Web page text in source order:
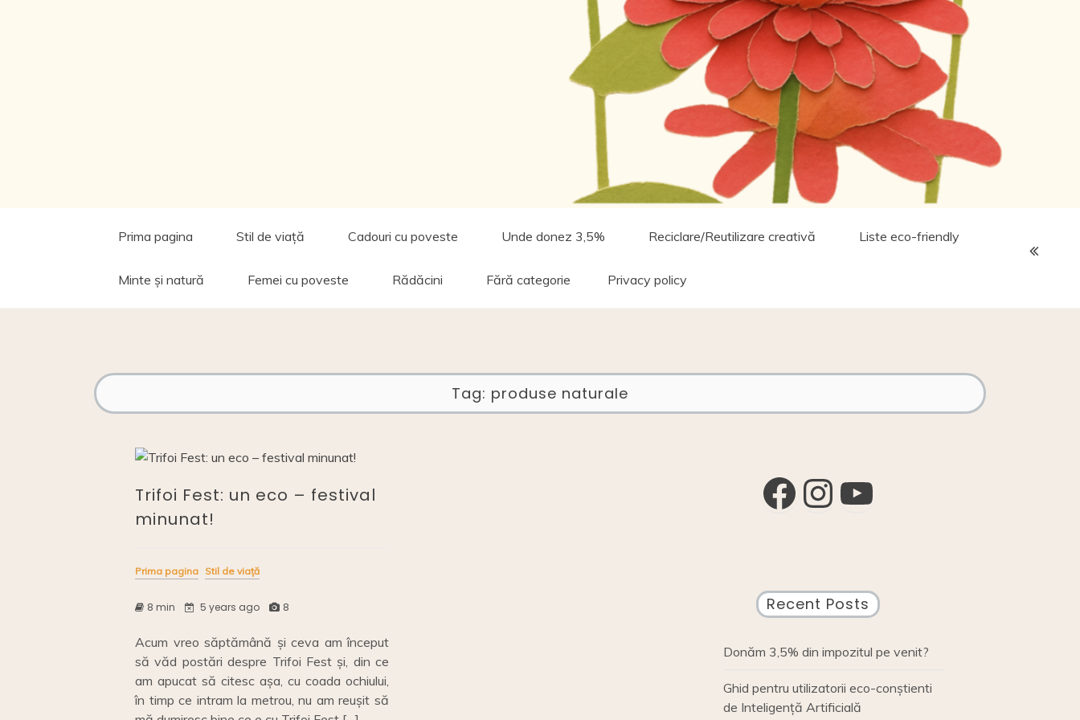
Prima pagina Stil de viață Cadouri cu poveste Unde donez 3,5% Reciclare/Reutilizare creativă Liste eco-friendly
Minte și natură Femei cu poveste Rădăcini Fără categorie Privacy policy
Tag: produse naturale
Trifoi Fest: un eco – festival
minunat!
Prima pagina Stil de viață
8 min 5 years ago 8
Acum vreo săptămână și ceva am început
să văd postări despre Trifoi Fest și, din ce
am apucat să citesc așa, cu coada ochiului,
în timp ce intram la metrou, nu am reușit să
Facebook
Instagram
YouTube
Recent Posts
Donăm 3,5% din impozitul pe venit?
Ghid pentru utilizatorii eco-conștienti
de Inteligență Artificială